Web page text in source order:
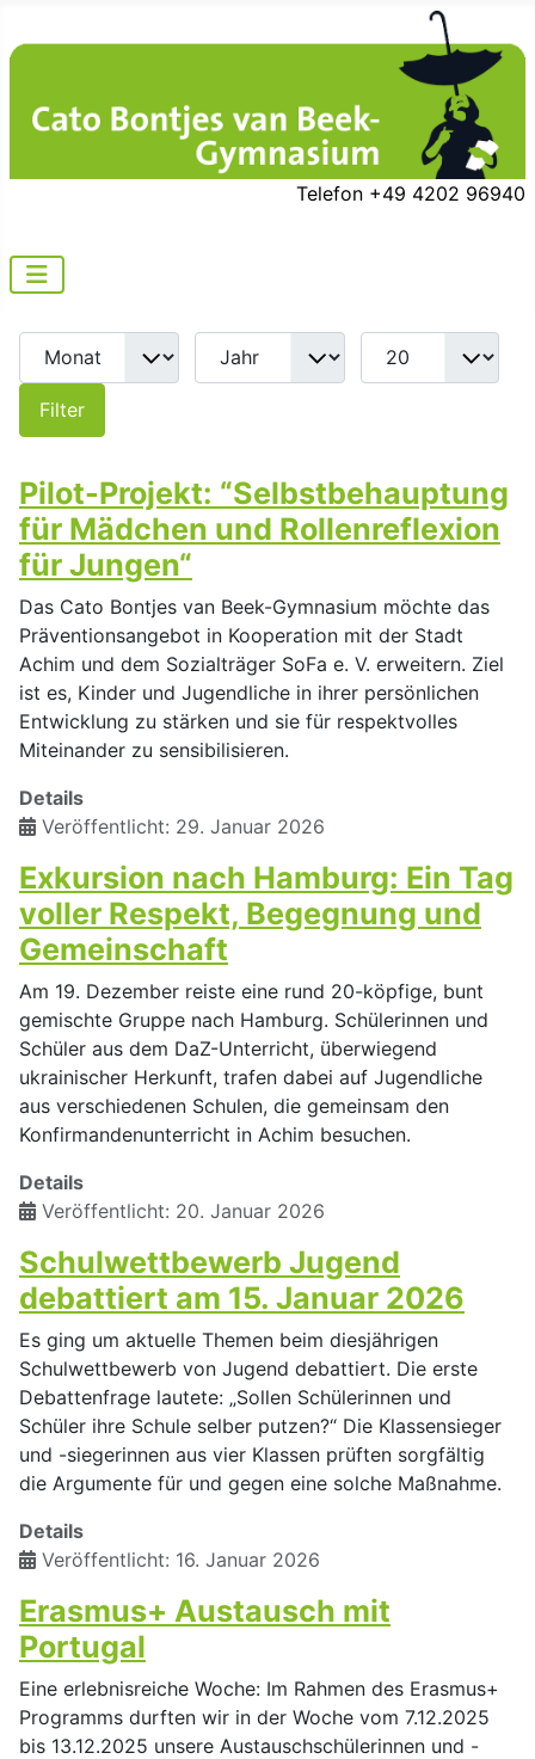
Telefon +49 4202 96940
Filter
Pilot-Projekt: “Selbstbehauptung
für Mädchen und Rollenreflexion
für Jungen“
Das Cato Bontjes van Beek-Gymnasium möchte das
Präventionsangebot in Kooperation mit der Stadt
Achim und dem Sozialträger SoFa e. V. erweitern. Ziel
ist es, Kinder und Jugendliche in ihrer persönlichen
Entwicklung zu stärken und sie für respektvolles
Miteinander zu sensibilisieren.
Details
Veröffentlicht: 29. Januar 2026
Exkursion nach Hamburg: Ein Tag
voller Respekt, Begegnung und
Gemeinschaft
Am 19. Dezember reiste eine rund 20-köpfige, bunt
gemischte Gruppe nach Hamburg. Schülerinnen und
Schüler aus dem DaZ-Unterricht, überwiegend
ukrainischer Herkunft, trafen dabei auf Jugendliche
aus verschiedenen Schulen, die gemeinsam den
Konfirmandenunterricht in Achim besuchen.
Details
Veröffentlicht: 20. Januar 2026
Schulwettbewerb Jugend
debattiert am 15. Januar 2026
Es ging um aktuelle Themen beim diesjährigen
Schulwettbewerb von Jugend debattiert. Die erste
Debattenfrage lautete: „Sollen Schülerinnen und
Schüler ihre Schule selber putzen?“ Die Klassensieger
und -siegerinnen aus vier Klassen prüften sorgfältig
die Argumente für und gegen eine solche Maßnahme.
Details
Veröffentlicht: 16. Januar 2026
Erasmus+ Austausch mit
Portugal
Eine erlebnisreiche Woche: Im Rahmen des Erasmus+
Programms durften wir in der Woche vom 7.12.2025
bis 13.12.2025 unsere Austauschschülerinnen und -